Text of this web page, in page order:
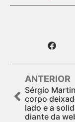
ANTERIOR
Sérgio
corpo
lado e a
diante da